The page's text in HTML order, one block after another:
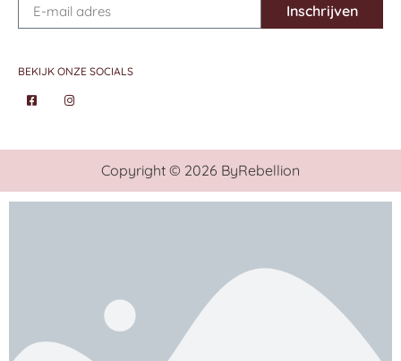
Inschrijven
BEKIJK ONZE SOCIALS
Copyright © 2026 ByRebellion